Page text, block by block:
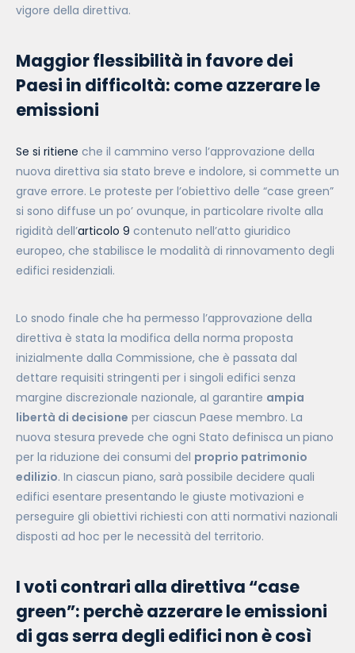
vigore della direttiva.
Maggior flessibilità in favore dei
Paesi in difficoltà: come azzerare le
emissioni
Se si ritiene che il cammino verso l’approvazione della
nuova direttiva sia stato breve e indolore, si commette un
grave errore. Le proteste per l’obiettivo delle “case green”
si sono diffuse un po’ ovunque, in particolare rivolte alla
rigidità dell’articolo 9 contenuto nell’atto giuridico
europeo, che stabilisce le modalità di rinnovamento degli
edifici residenziali.
Lo snodo finale che ha permesso l’approvazione della
direttiva è stata la modifica della norma proposta
inizialmente dalla Commissione, che è passata dal
dettare requisiti stringenti per i singoli edifici senza
margine discrezionale nazionale, al garantire ampia
libertà di decisione per ciascun Paese membro. La
nuova stesura prevede che ogni Stato definisca un piano
per la riduzione dei consumi del proprio patrimonio
edilizio. In ciascun piano, sarà possibile decidere quali
edifici esentare presentando le giuste motivazioni e
perseguire gli obiettivi richiesti con atti normativi nazionali
disposti ad hoc per le necessità del territorio.
I voti contrari alla direttiva “case
green”: perchè azzerare le emissioni
di gas serra degli edifici non è così